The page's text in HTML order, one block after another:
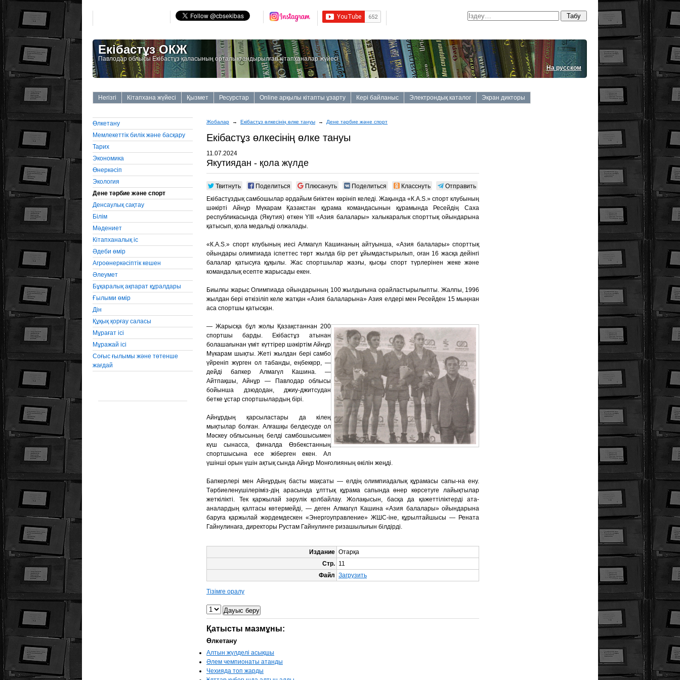
Екібастұз ОКЖ
Павлодар облысы Екібастұз қаласының орталықтандырылған кітапханалар жүйесі
На русском
Негізгі Кітапхана жүйесі Қызмет Ресурстар Online арқылы кітапты ұзарту Кері байланыс Электрондық каталог Экран дикторы
Өлкетану
Мемлекеттiк билiк және басқару
Тарих
Экономика
Өнеркәсiп
Экология
Дене тәрбие және спорт
Денсаулық сақтау
Бiлiм
Мәдениет
Кiтапханалық iс
Әдеби өмiр
Агроөнеркәсiптiк кешен
Әлеумет
Бұқаралық ақпарат құралдары
Ғылыми өмір
Дін
Құқық қорғау саласы
Мұрағат ісі
Мұражай ісі
Соғыс ғылымы және төтенше
жағдай
Жобалар → Екiбастұз өлкесiнiң өлке тануы → Дене тәрбие және спорт
Екiбастұз өлкесiнiң өлке тануы
11.07.2024
Якутиядан - қола жүлде
Твитнуть Поделиться Плюсануть Поделиться Класснуть Отправить
Екібастұздық самбошылар әрдайым биіктен көрініп келеді. Жақында «К.А.S.» спорт клубының
шәкірті Айнұр Мүкарам Қазакстан құрама командасынын құрамында Ресейдің Саха
республикасында (Якутия) өткен YІІІ «Азия балалары» халыкаралык спорттық ойындарына
қатысып, қола медальді олжалады.
«К.А.S.» спорт клубының иесі Алмагүл Кашинаның айтуынша, «Азия балалары» спорттық
ойындары олимпиада іспеттес төрт жылда бір рет ұйымдастырылып, оған 16 жасқа дейінгі
балалар қатысуға құқылы. Жас спортшылар жазғы, қысқы спорт түрлерінен жеке және
командалық есепте жарысады екен.
Биылғы жарыс Олимпиада ойындарының 100 жылдығына орайластырылыпты. Жалпы, 1996
жылдан бері өткізіліп келе жатқан «Азия балаларына» Азия елдері мен Ресейден 15 мыңнан
аса спортшы қатысқан.
— Жарысқа бұл жолы Қазақстаннан 200
спортшы барды. Екібастұз атынан
болашағынан үміт күттірер шәкіртім Айнұр
Мүкарам шықты. Жеті жылдан бері самбо
үйреніп жүрген ол табанды, еңбекқор, —
дейді бапкер Алмагүл Кашина. —
Айтпақшы, Айнұр — Павлодар облысы
бойынша дзюдодан, джиу-джитсудан
бетке ұстар спортшылардың бірі.
Айнұрдың қарсыластары да кілең
мықтылар болған. Алғашқы белдесуде ол
Мәскеу облысының белді самбошысымен
күш сынасса, финалда Өзбекстанның
спортшысына есе жіберген екен. Ал
үшінші орын үшін ақтық сында Айнұр Монғолияның өкілін жеңді.
Бапкерлері мен Айнұрдың басты мақсаты — елдің олимпиадалық құрамасы сапы-на ену.
Тәрбиеленушілеріміз-дің арасында ұлттық құрама сапында өнер көрсетуге лайықтылар
жеткілікті. Тек қаржылай зәрулік қолбайлау. Жолақысын, басқа да қажеттіліктерді ата-
аналардың қалтасы көтермейді, — деген Алмагүл Кашина «Азия балалары» ойындарына
баруға қаржылай жәрдемдескен «Энергоуправление» ЖШС-іне, құрылтайшысы — Рената
Гайнулинаға, директоры Рустам Гайнулинге ризашылығын білдірді.
Издание Отарқа
Стр. 11
Файл Загрузить
Тізімге оралу
Қатысты мазмұны:
Өлкетану
Алтын жүлделі асықшы
Әлем чемпионаты атанды
Чехияда топ жарды